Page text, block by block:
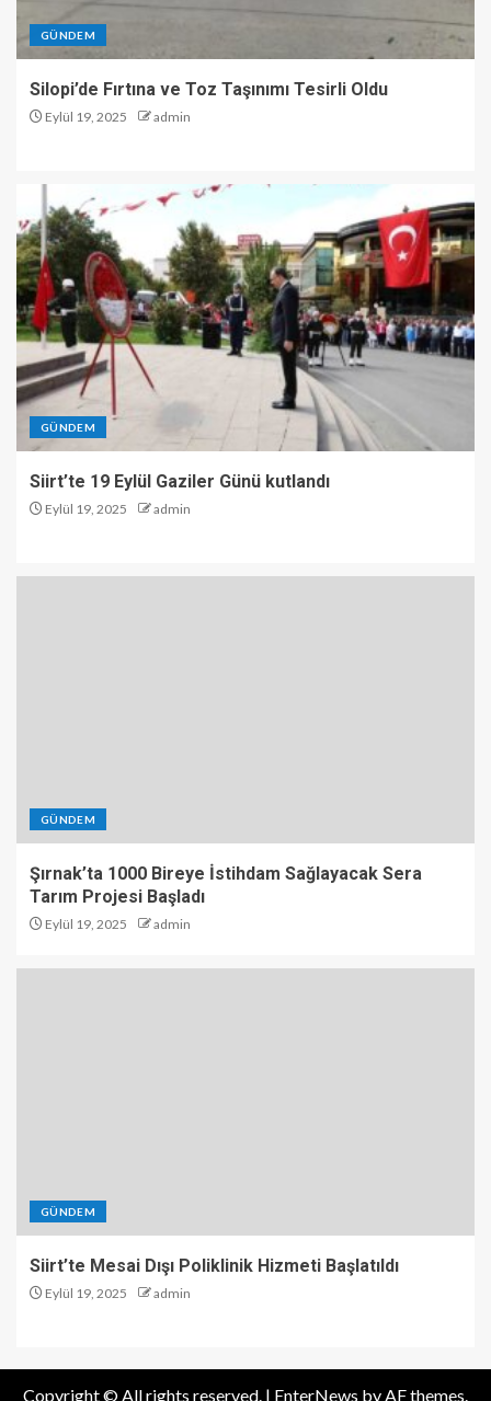
GÜNDEM
Silopi’de Fırtına ve Toz Taşınımı Tesirli Oldu
Eylül 19, 2025 admin
GÜNDEM
Siirt’te 19 Eylül Gaziler Günü kutlandı
Eylül 19, 2025 admin
GÜNDEM
Şırnak’ta 1000 Bireye İstihdam Sağlayacak Sera
Tarım Projesi Başladı
Eylül 19, 2025 admin
GÜNDEM
Siirt’te Mesai Dışı Poliklinik Hizmeti Başlatıldı
Eylül 19, 2025 admin
Copyright © All rights reserved. | EnterNews by AF themes.